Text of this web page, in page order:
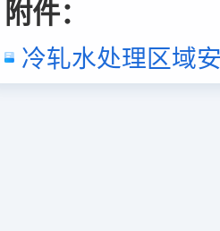
附件：
冷轧水处理区域